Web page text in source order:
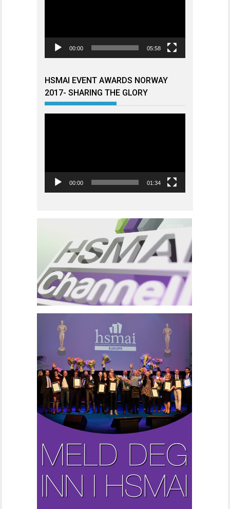
00:00 05:58
HSMAI EVENT AWARDS NORWAY
2017- SHARING THE GLORY
00:00 01:34